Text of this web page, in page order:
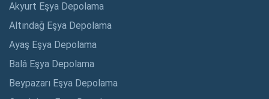
Akyurt Eşya Depolama
Altındağ Eşya Depolama
Ayaş Eşya Depolama
Balâ Eşya Depolama
Beypazarı Eşya Depolama